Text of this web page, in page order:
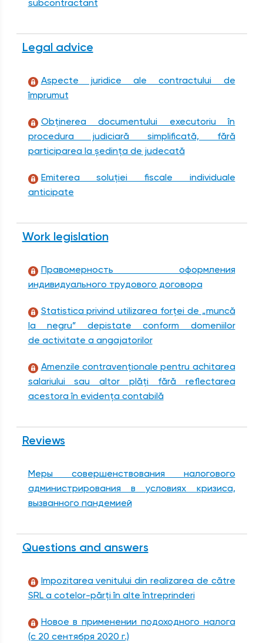
subcontractant
Legal advice
Aspecte juridice ale contractului de
împrumut
Obținerea documentului executoriu în
procedura judiciară simplificată, fără
participarea la ședința de judecată
Emiterea soluţiei fiscale individuale
anticipate
Work legislation
Правомерность оформления
индивидуального трудового договора
Statistica privind utilizarea forţei de „muncă
la negru” depistate conform domeniilor
de activitate a angajatorilor
Amenzile contravenționale pentru achitarea
salariului sau altor plăţi fără reflectarea
acestora în evidenţa contabilă
Reviews
Меры совершенствования налогового
администрирования в условиях кризиса,
вызванного пандемией
Questions and answers
Impozitarea venitului din realizarea de către
SRL a cotelor-părți în alte întreprinderi
Новое в применении подоходного налога
(с 20 сентября 2020 г.)